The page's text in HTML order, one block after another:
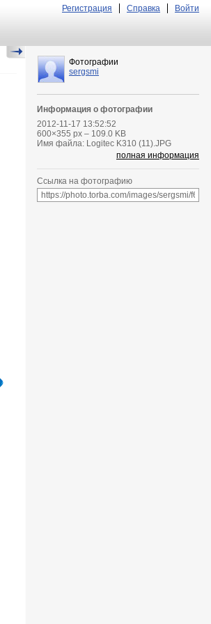
Регистрация Справка Войти
Фотографии
sergsmi
Информация о фотографии
2012-11-17 13:52:52
600×355 px – 109.0 KB
Имя файла: Logitec K310 (11).JPG
полная информация
Ссылка на фотографию